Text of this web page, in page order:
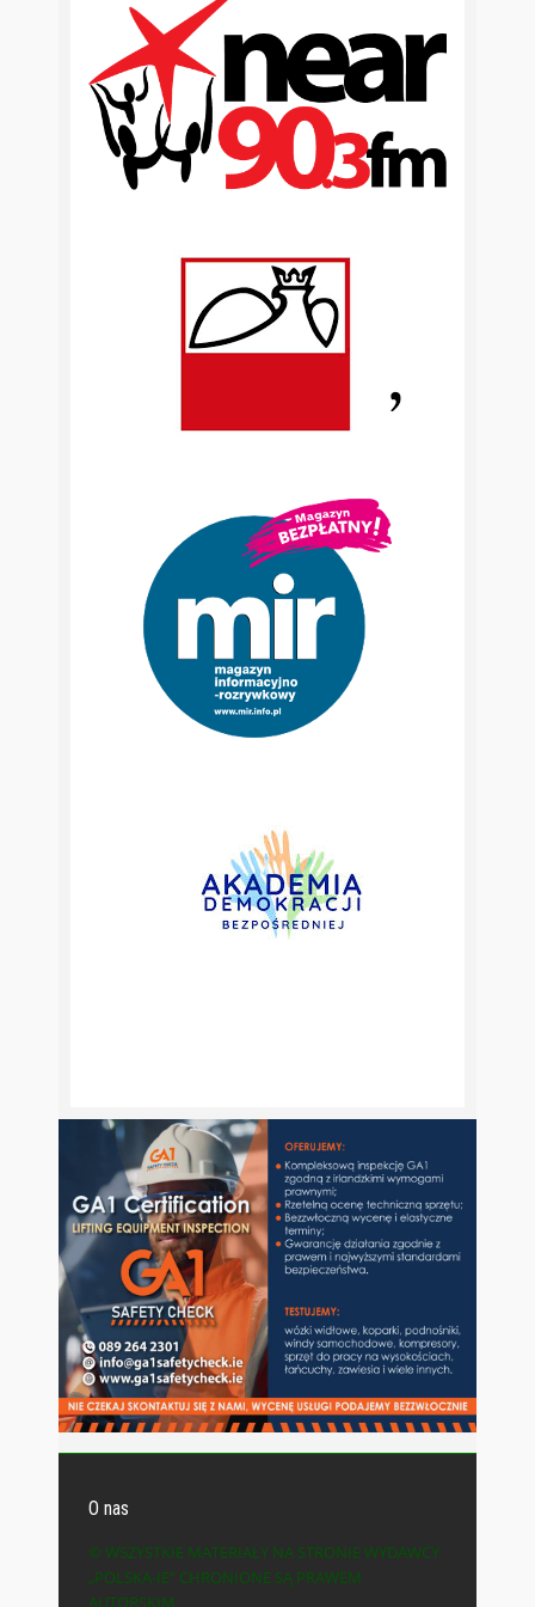
O nas
© WSZYSTKIE MATERIAŁY NA STRONIE WYDAWCY
„POLSKA-IE” CHRONIONE SĄ PRAWEM